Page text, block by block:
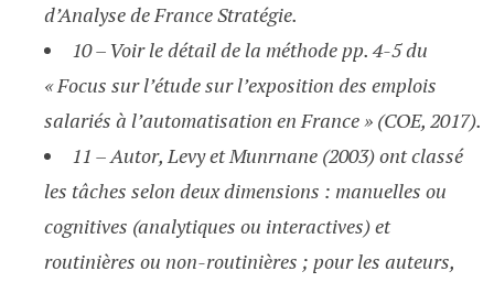
d’Analyse de France Stratégie.
10 – Voir le détail de la méthode pp. 4-5 du
« Focus sur l’étude sur l’exposition des emplois
salariés à l’automatisation en France » (COE, 2017).
11 – Autor, Levy et Munrnane (2003) ont classé
les tâches selon deux dimensions : manuelles ou
cognitives (analytiques ou interactives) et
routinières ou non-routinières ; pour les auteurs,